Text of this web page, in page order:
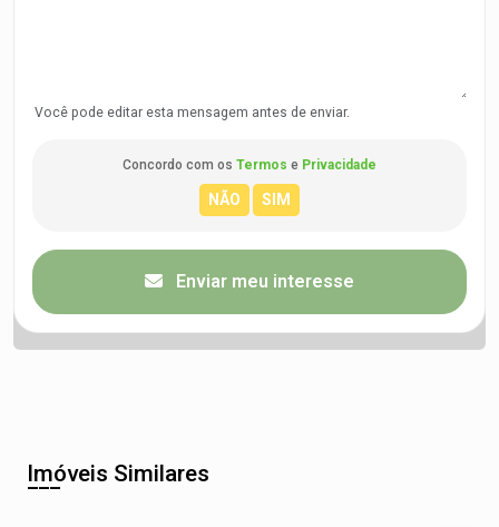
Você pode editar esta mensagem antes de enviar.
Concordo com os Termos e Privacidade
Enviar meu interesse
Imóveis Similares